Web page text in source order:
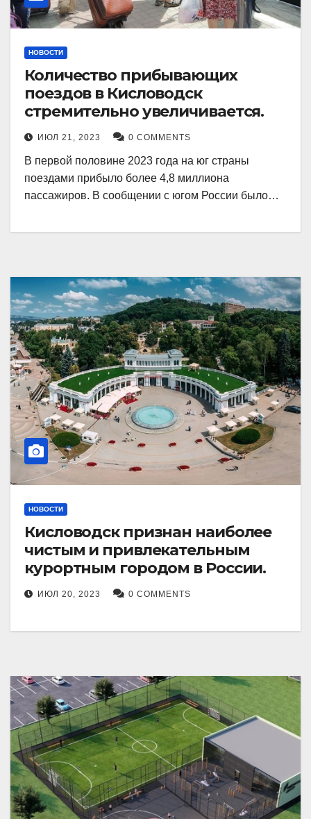
НОВОСТИ
Количество прибывающих
поездов в Кисловодск
стремительно увеличивается.
ИЮЛ 21, 2023 0 COMMENTS
В первой половине 2023 года на юг страны
поездами прибыло более 4,8 миллиона
пассажиров. В сообщении с югом России было…
НОВОСТИ
Кисловодск признан наиболее
чистым и привлекательным
курортным городом в России.
ИЮЛ 20, 2023 0 COMMENTS